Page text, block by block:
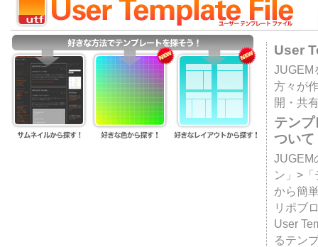
User
JUGEM
方々が
開・共
テン
ついて
JUGEM
ン」>
から簡
リポブ
User
るテン